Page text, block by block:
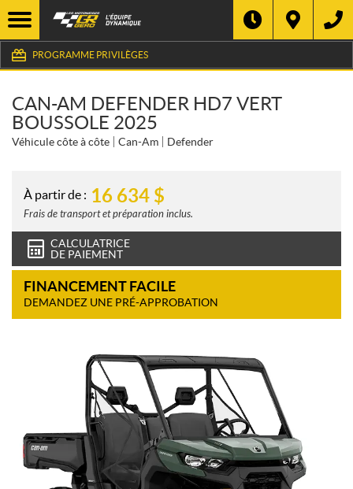
PROGRAMME PRIVILÈGES
CAN-AM DEFENDER HD7 VERT
BOUSSOLE 2025
Véhicule côte à côte Can-Am Defender
À partir de : 16 634 $
Frais de transport et préparation inclus.
CALCULATRICE
DE PAIEMENT
FINANCEMENT FACILE
DEMANDEZ UNE PRÉ-APPROBATION